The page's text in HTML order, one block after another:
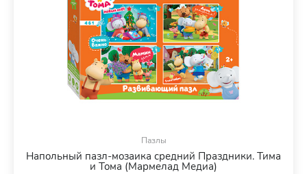
Пазлы
Напольный пазл-мозаика средний Праздники. Тима
и Тома (Мармелад Медиа)